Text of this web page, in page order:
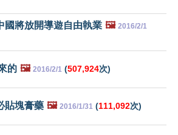
國將放開導遊自由執業 🖼️ 2016/2/1
的 🖼️ 2016/2/1 (507,924次)
貼塊膏藥 🖼️ 2016/1/31 (111,092次)